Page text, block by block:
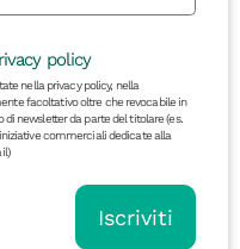
policy
nella privacy policy, nella
facoltativo oltre che revocabile in
newsletter da parte del titolare (es.
commerciali dedicate alla
Iscriviti